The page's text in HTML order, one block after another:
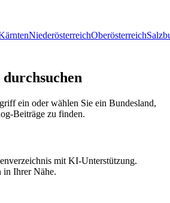
NiederösterreichOberösterreich
ein oder wählen Sie ein Bundesland,
Beiträge zu finden.
mit KI-Unterstützung.
in Ihrer Nähe.